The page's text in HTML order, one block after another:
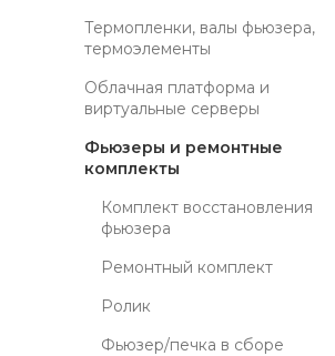
Термопленки, валы фьюзера,
термоэлементы
Облачная платформа и
виртуальные серверы
Фьюзеры и ремонтные
комплекты
Комплект восстановления
фьюзера
Ремонтный комплект
Ролик
Фьюзер/печка в сборе